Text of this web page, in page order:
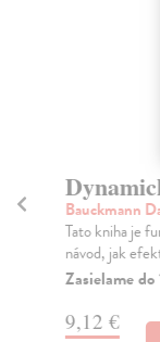
Bauckmann
Tato kniha je
návod, jak
Zasielame
9,12 €